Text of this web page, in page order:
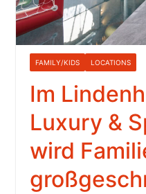
FAMILY/KIDS LOCATIONS
Im
Luxury &
wird